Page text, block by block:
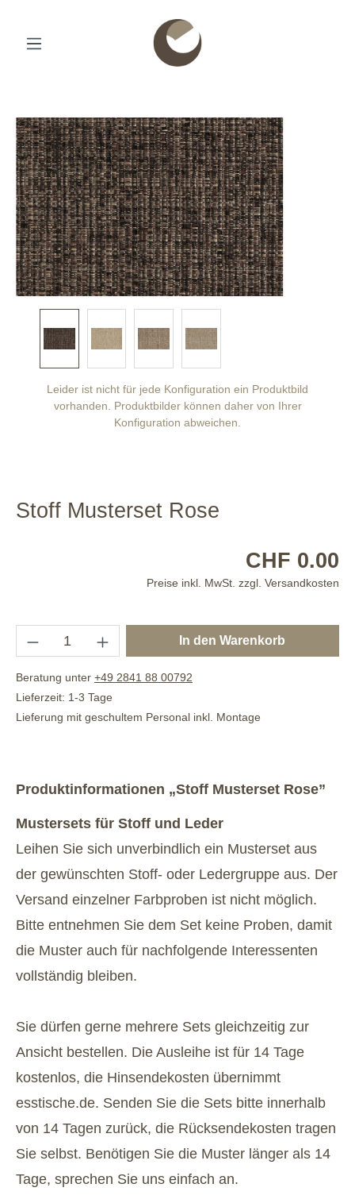
Leider ist nicht für jede Konfiguration ein Produktbild
vorhanden. Produktbilder können daher von Ihrer
Konfiguration abweichen.
Stoff Musterset Rose
CHF 0.00
Preise inkl. MwSt. zzgl. Versandkosten
In den Warenkorb
Beratung unter +49 2841 88 00792
Lieferzeit: 1-3 Tage
Lieferung mit geschultem Personal inkl. Montage
Produktinformationen „Stoff Musterset Rose”
Mustersets für Stoff und Leder
Leihen Sie sich unverbindlich ein Musterset aus
der gewünschten Stoff- oder Ledergruppe aus. Der
Versand einzelner Farbproben ist nicht möglich.
Bitte entnehmen Sie dem Set keine Proben, damit
die Muster auch für nachfolgende Interessenten
vollständig bleiben.
Sie dürfen gerne mehrere Sets gleichzeitig zur
Ansicht bestellen. Die Ausleihe ist für 14 Tage
kostenlos, die Hinsendekosten übernimmt
esstische.de. Senden Sie die Sets bitte innerhalb
von 14 Tagen zurück, die Rücksendekosten tragen
Sie selbst. Benötigen Sie die Muster länger als 14
Tage, sprechen Sie uns einfach an.